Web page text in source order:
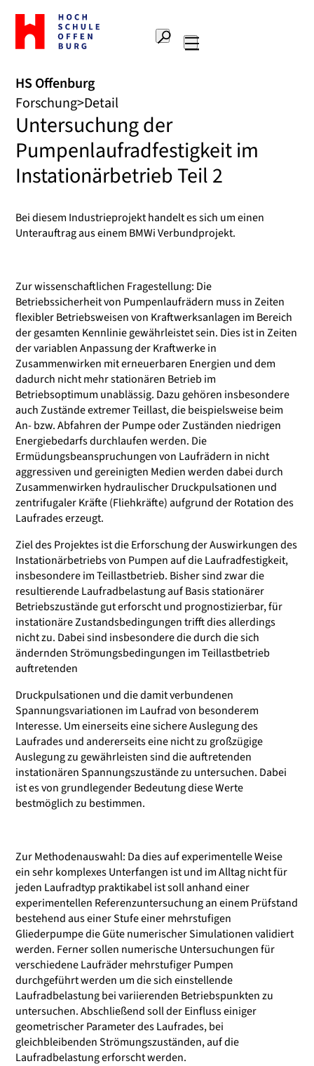
Zur
Startseite
Hochschule
Suche
HS Offenburg
Forschung Detail
Untersuchung der
Pumpenlaufradfestigkeit im
Instationärbetrieb Teil 2
Bei diesem Industrieprojekt handelt es sich um einen
Unterauftrag aus einem BMWi Verbundprojekt.
Zur wissenschaftlichen Fragestellung: Die
Betriebssicherheit von Pumpenlaufrädern muss in Zeiten
flexibler Betriebsweisen von Kraftwerksanlagen im Bereich
der gesamten Kennlinie gewährleistet sein. Dies ist in Zeiten
der variablen Anpassung der Kraftwerke in
Zusammenwirken mit erneuerbaren Energien und dem
dadurch nicht mehr stationären Betrieb im
Betriebsoptimum unablässig. Dazu gehören insbesondere
auch Zustände extremer Teillast, die beispielsweise beim
An- bzw. Abfahren der Pumpe oder Zuständen niedrigen
Energiebedarfs durchlaufen werden. Die
Ermüdungsbeanspruchungen von Laufrädern in nicht
aggressiven und gereinigten Medien werden dabei durch
Zusammenwirken hydraulischer Druckpulsationen und
zentrifugaler Kräfte (Fliehkräfte) aufgrund der Rotation des
Laufrades erzeugt.
Ziel des Projektes ist die Erforschung der Auswirkungen des
Instationärbetriebs von Pumpen auf die Laufradfestigkeit,
insbesondere im Teillastbetrieb. Bisher sind zwar die
resultierende Laufradbelastung auf Basis stationärer
Betriebszustände gut erforscht und prognostizierbar, für
instationäre Zustandsbedingungen trifft dies allerdings
nicht zu. Dabei sind insbesondere die durch die sich
ändernden Strömungsbedingungen im Teillastbetrieb
auftretenden
Druckpulsationen und die damit verbundenen
Spannungsvariationen im Laufrad von besonderem
Interesse. Um einerseits eine sichere Auslegung des
Laufrades und andererseits eine nicht zu großzügige
Auslegung zu gewährleisten sind die auftretenden
instationären Spannungszustände zu untersuchen. Dabei
ist es von grundlegender Bedeutung diese Werte
bestmöglich zu bestimmen.
Zur Methodenauswahl: Da dies auf experimentelle Weise
ein sehr komplexes Unterfangen ist und im Alltag nicht für
jeden Laufradtyp praktikabel ist soll anhand einer
experimentellen Referenzuntersuchung an einem Prüfstand
bestehend aus einer Stufe einer mehrstufigen
Gliederpumpe die Güte numerischer Simulationen validiert
werden. Ferner sollen numerische Untersuchungen für
verschiedene Laufräder mehrstufiger Pumpen
durchgeführt werden um die sich einstellende
Laufradbelastung bei variierenden Betriebspunkten zu
untersuchen. Abschließend soll der Einfluss einiger
geometrischer Parameter des Laufrades, bei
gleichbleibenden Strömungszuständen, auf die
Laufradbelastung erforscht werden.